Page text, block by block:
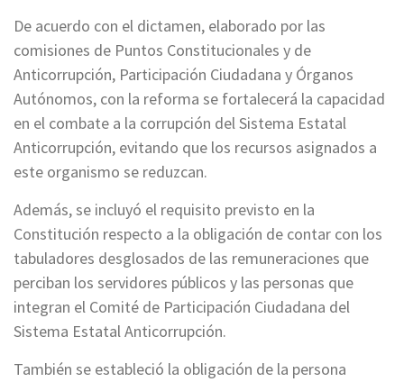
De acuerdo con el dictamen, elaborado por las
comisiones de Puntos Constitucionales y de
Anticorrupción, Participación Ciudadana y Órganos
Autónomos, con la reforma se fortalecerá la capacidad
en el combate a la corrupción del Sistema Estatal
Anticorrupción, evitando que los recursos asignados a
este organismo se reduzcan.
Además, se incluyó el requisito previsto en la
Constitución respecto a la obligación de contar con los
tabuladores desglosados de las remuneraciones que
perciban los servidores públicos y las personas que
integran el Comité de Participación Ciudadana del
Sistema Estatal Anticorrupción.
También se estableció la obligación de la persona